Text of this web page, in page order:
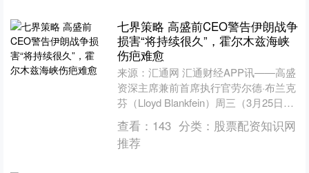
七界策略 高盛前CEO警告伊朗战争
损害“将持续很久”，霍尔木兹海峡
伤疤难愈
来源：汇通网 汇通财经APP讯——高盛
资深主席兼前首席执行官劳尔德·布兰克
芬（Lloyd Blankfein）周三（3月25日）
警告称，伊朗战争造成的损害“将持....
查看： 143 分类： 股票配资知识网
推荐